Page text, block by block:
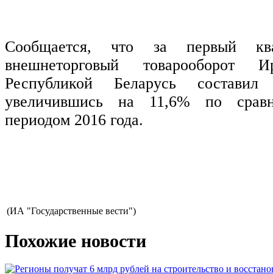
Сообщается, что за первый
внешнеторговый товарооборот
Республикой Беларусь
увеличившись на 11,6% по
периодом 2016 года.
(ИА "Государственные вести")
Похожие новости